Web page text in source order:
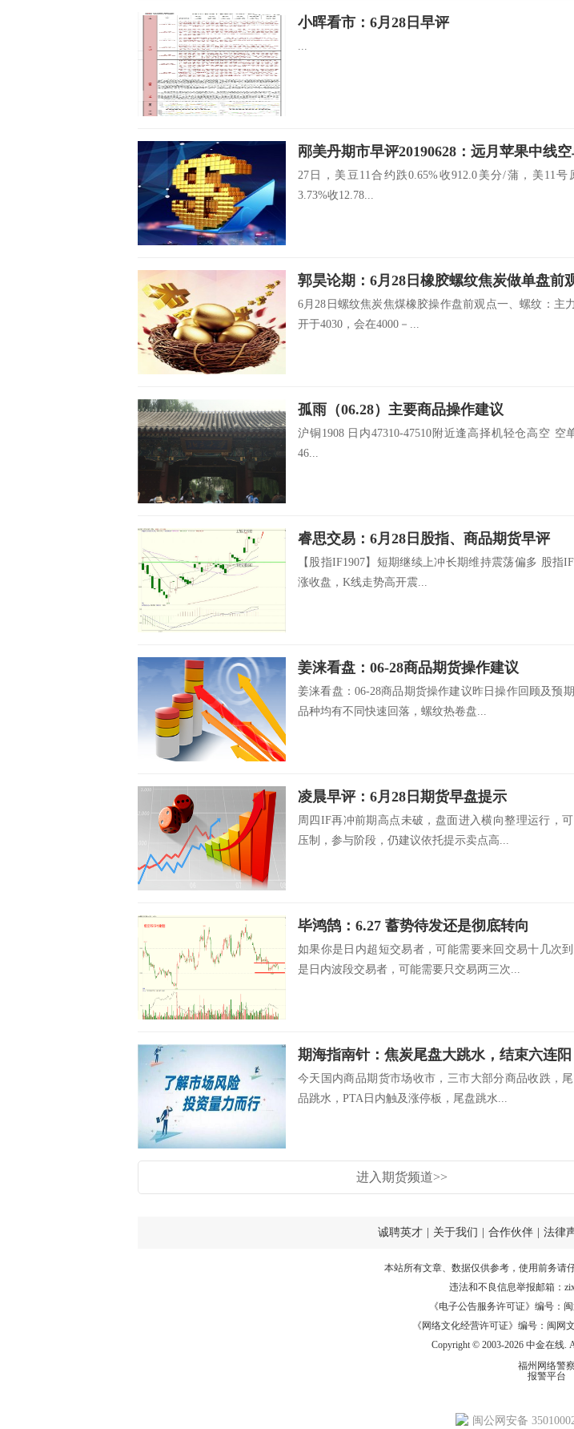
小晖看市：6月28日早评
...
邴美丹期市早评20190628：远月苹果中线
27日，美豆11合约跌0.65%收912.0美分/蒲，美11号
3.73%收12.78...
郭昊论期：6月28日橡胶螺纹焦炭做单盘前
6月28日螺纹焦炭焦煤橡胶操作盘前观点一、螺纹：主
开于4030，会在4000－...
孤雨（06.28）主要商品操作建议
沪铜1908 日内47310-47510附近逢高择机轻仓高空 空
46...
睿思交易：6月28日股指、商品期货早评
【股指IF1907】短期继续上冲长期维持震荡偏多 股指
涨收盘，K线走势高开震...
姜涞看盘：06-28商品期货操作建议
姜涞看盘：06-28商品期货操作建议昨日操作回顾及预
品种均有不同快速回落，螺纹热卷盘...
凌晨早评：6月28日期货早盘提示
周四IF再冲前期高点未破，盘面进入横向整理运行，
压制，参与阶段，仍建议依托提示卖点高...
毕鸿鹄：6.27 蓄势待发还是彻底转向
如果你是日内超短交易者，可能需要来回交易十几次
是日内波段交易者，可能需要只交易两三次...
期海指南针：焦炭尾盘大跳水，结束六连阳
今天国内商品期货市场收市，三市大部分商品收跌，
品跳水，PTA日内触及涨停板，尾盘跳水...
进入期货频道>>
诚聘英才 关于我们 合作伙伴 法律
本站所有文章、数据仅供参考，使用前务请
违法和不良信息举报邮箱：
《电子公告服务许可证》编号：闽
《网络文化经营许可证》编号：闽网
Copyright © 2003-2026 中金在线.
福州网络警察
报警平台
闽公网安备